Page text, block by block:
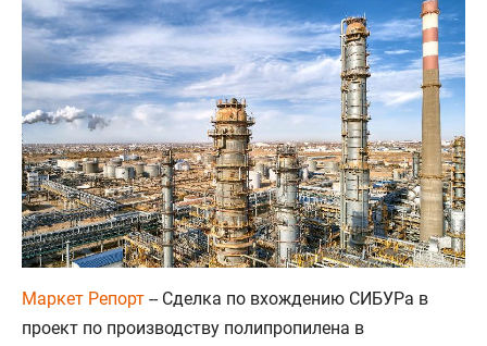
Маркет Репорт -- Сделка по вхождению СИБУРа в
проект по производству полипропилена в